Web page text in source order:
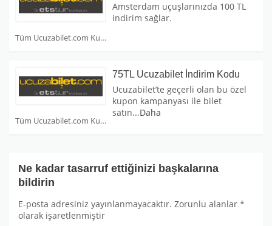
Tüm Ucuzabilet.com Kuponları
Amsterdam uçuşlarınızda 100 TL
indirim sağlar.
Tüm Ucuzabilet.com Kuponları
75TL Ucuzabilet İndirim Kodu
Ucuzabilet’te geçerli olan bu özel
kupon kampanyası ile bilet
satın...Daha
Ne kadar tasarruf ettiğinizi başkalarına
bildirin
E-posta adresiniz yayınlanmayacaktır. Zorunlu alanlar *
olarak işaretlenmiştir